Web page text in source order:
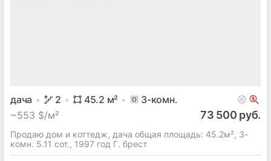
дача 2 45.2 м² 3-комн.
~553 $/м² 73 500 руб.
Продаю дом и коттедж, дача общая площадь: 45.2м², 3-
комн. 5.11 сот., 1997 год Г. брест